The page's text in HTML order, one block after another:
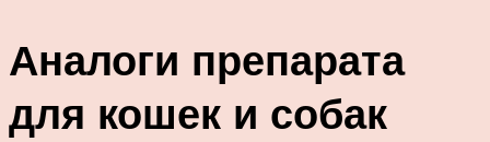
Аналоги препарата
для кошек и собак